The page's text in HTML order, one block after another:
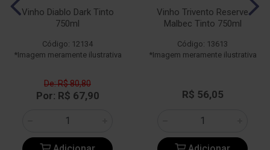
Vinho Diablo Dark Tinto
750ml
Código: 12134
*Imagem meramente ilustrativa
De: R$ 80,80
Por: R$ 67,90
Vinho Trivento Reserve
Malbec Tinto 750ml
Código: 13613
*Imagem meramente ilustrativa
R$ 56,05